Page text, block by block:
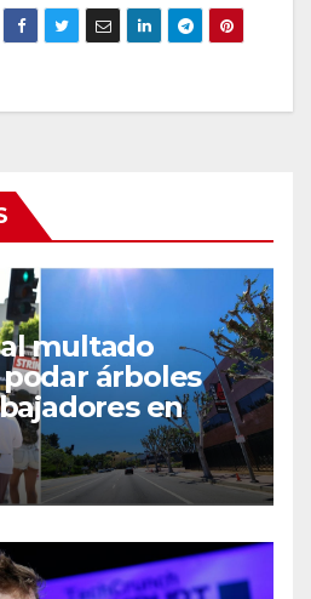
multado
árboles
en